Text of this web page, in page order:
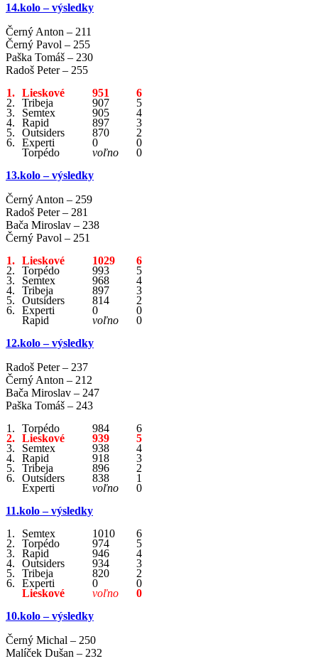
14.kolo – výsledky
Černý Anton – 211
Černý Pavol – 255
Paška Tomáš – 230
Radoš Peter – 255
1. Lieskové 951
6
2.
Tribeja 907
5
3.
Semtex 905
4
4.
Rapid 897
3
5.
Outsiders 870
2
6.
Experti 0
0
Torpédo
voľno
0
13.kolo – výsledky
Černý Anton – 259
Radoš Peter – 281
Bača Miroslav – 238
Černý Pavol – 251
1. Lieskové 1029
6
2.
Torpédo 993
5
3.
Semtex 968
4
4.
Tribeja 897
3
5.
Outsiders 814
2
6.
Experti 0
0
Rapid
voľno
0
12.kolo – výsledky
Radoš Peter – 237
Černý Anton – 212
Bača Miroslav – 247
Paška Tomáš – 243
1.
Torpédo 984
6
2. Lieskové 939
5
3.
Semtex 938
4
4.
Rapid 918
3
5.
Tribeja 896
2
6.
Outsiders 838
1
Experti
voľno
0
11.kolo – výsledky
1.
Semtex 1010
6
2.
Torpédo 974
5
3.
Rapid 946
4
4.
Outsiders 934
3
5.
Tribeja 820
2
6.
Experti 0
0
Lieskové
voľno
0
10.kolo – výsledky
Černý Michal – 250
Malíček Dušan – 232